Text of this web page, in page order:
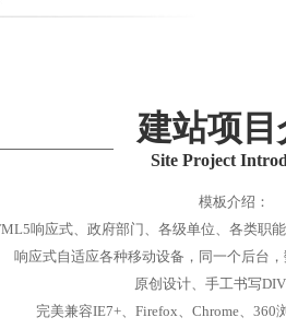
建站项目
Site Project
模板介绍：
响应式、政府部门、各级单位、各类职
响应式自适应各种移动设备，同一个后台
原创设计、手工书写
完美兼容IE7+、Firefox、Chrome、360